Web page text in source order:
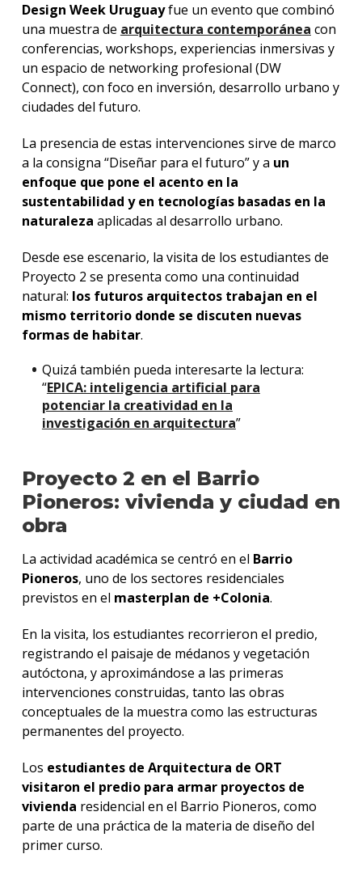
Design Week Uruguayfue un evento que combinó
una muestra de arquitectura contemporánea con
conferencias, workshops, experiencias inmersivas y
un espacio de networking profesional (DW
Connect), con foco en inversión, desarrollo urbano y
ciudades del futuro.
La presencia de estas intervenciones sirve de marco
a la consigna “Diseñar para el futuro” y a un
enfoque que pone el acento en la
sustentabilidad y en tecnologías basadas en la
naturaleza aplicadas al desarrollo urbano.
Desde ese escenario, la visita de los estudiantes de
Proyecto 2 se presenta como una continuidad
natural: los futuros arquitectos trabajan en el
mismo territorio donde se discuten nuevas
formas de habitar.
Quizá también pueda interesarte la lectura:
“EPICA: inteligencia artificial para
potenciar la creatividad en la
investigación en arquitectura”
Proyecto 2 en el Barrio
Pioneros: vivienda y ciudad en
obra
La actividad académica se centró en el Barrio
Pioneros, uno de los sectores residenciales
previstos en el masterplan de +Colonia.
En la visita, los estudiantes recorrieron el predio,
registrando el paisaje de médanos y vegetación
autóctona, y aproximándose a las primeras
intervenciones construidas, tanto las obras
conceptuales de la muestra como las estructuras
permanentes del proyecto.
Los estudiantes de Arquitectura de ORT
visitaron el predio para armar proyectos de
vivienda residencial en el Barrio Pioneros, como
parte de una práctica de la materia de diseño del
primer curso.